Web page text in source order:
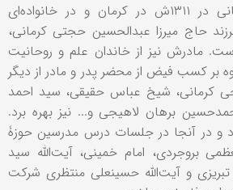
محمدجواد حجتی ‌کرمانی در ۱۳۱۱ش در کرمان و در خانواده‌ای
حاج میرزا عبدالحسین حجتی‌ کرمانی،
مادرش نیز از خاندان علم و روحانیت
بر کسب فیض از محضر پدر و مادر از دیگر
‌کرمانی، شیخ عباس حقیقی، سید احمد
برهان لاهیجی و... نیز بهره برد.
در آنجا در جلسات درس مدرسین حوزۀ
بروجردی، امام خمینی، آیت‌الله سید
و آیت‌الله حسینعلی ‌منتظری شرکت